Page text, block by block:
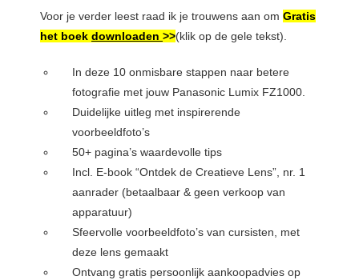
Voor je verder leest raad ik je trouwens aan om Gratis
het boek downloaden >>(klik op de gele tekst).
In deze 10 onmisbare stappen naar betere
fotografie met jouw Panasonic Lumix FZ1000.
Duidelijke uitleg met inspirerende
voorbeeldfoto’s
50+ pagina’s waardevolle tips
Incl. E-book “Ontdek de Creatieve Lens”, nr. 1
aanrader (betaalbaar & geen verkoop van
apparatuur)
Sfeervolle voorbeeldfoto’s van cursisten, met
deze lens gemaakt
Ontvang gratis persoonlijk aankoopadvies op